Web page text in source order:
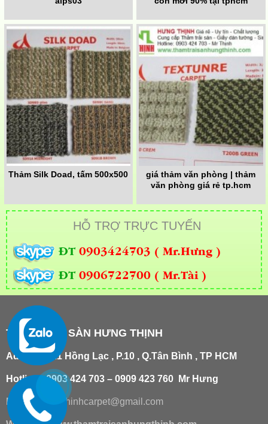
Thảm Silk Doad, tấm 500x500
giá thảm văn phòng | thảm
văn phòng giá rẻ tp.hcm
HỖ TRỢ TRỰC TUYẾN
ĐT 0903424703 ( Mr.Hưng )
ĐT 0906722700 ( Mr.Tài )
THẢM TRẢI SÀN HƯNG THỊNH
Add : 181/21 Hồng Lạc , P.10 , Q.Tân Bình , TP HCM
Hotline : 0903 424 703 – 0909 423 760 Mr Hưng
Email : hungthinhcarpet@gmail.com